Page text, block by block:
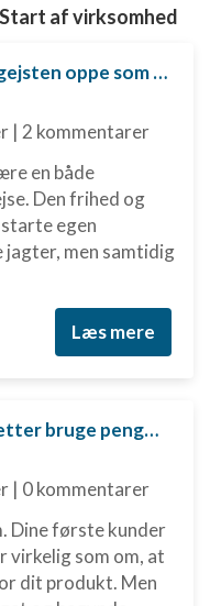
af virksomhed
Hvordan holder man gejsten oppe som ny iværksætter?
| 2 kommentarer
en både
Den frihed og
egen
jagter, men samtidig
Læs mere
Skal den 'lille' iværksætter bruge penge på digital marketing?
| 0 kommentarer
Dine første kunder
virkelig som om, at
dit produkt. Men
eller
at vælge